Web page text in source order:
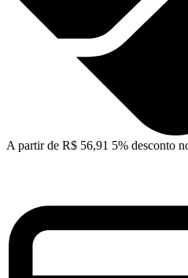
A partir de R$ 56,91 5% desconto